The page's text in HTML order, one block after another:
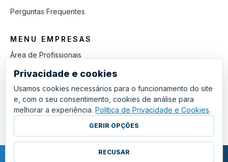
Perguntas Frequentes
MENU EMPRESAS
Área de Profissionais
Como Funciona
Lista de Pedidos em Aberto
Como Ganhar mais Obras
Perguntas Frequentes
Privacidade e cookies
Usamos cookies necessários para o funcionamento do site
e, com o seu consentimento, cookies de análise para
melhorar a experiência. Política de Privacidade e Cookies.
GERIR OPÇÕES
RECUSAR